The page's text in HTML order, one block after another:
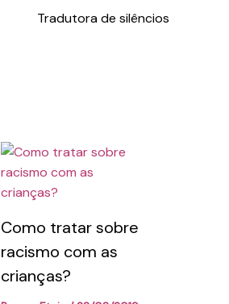
Tradutora de silêncios
Como tratar sobre
racismo com as
crianças?